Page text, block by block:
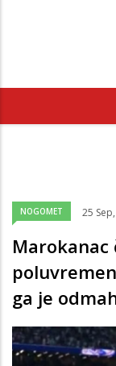
NOGOMET 25
Marokanac
ga je